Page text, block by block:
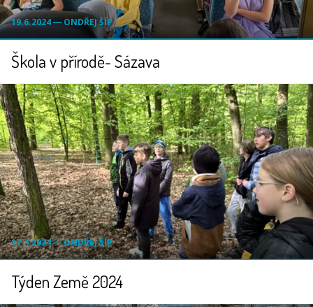
19.6.2024 ― ONDŘEJ ŠÍP
Škola v přírodě- Sázava
17.4.2024 ― ONDŘEJ ŠÍP
Týden Země 2024